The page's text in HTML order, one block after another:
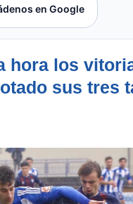
en Google
hora los
sus tres